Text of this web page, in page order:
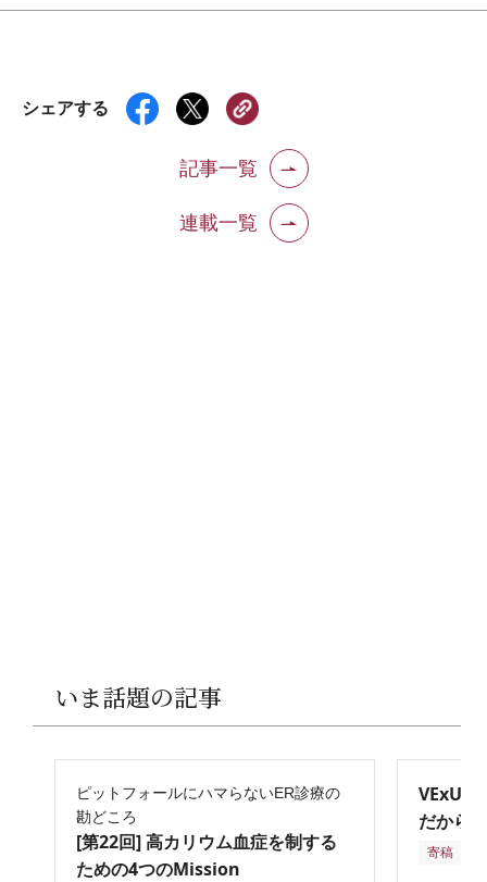
シェアする
記事一覧
連載一覧
いま話題の記事
ピットフォールにハマらないER診療の
勘どころ
[第22回] 高カリウム血症を制する
ための4つのMission
VExUS
だから
寄稿